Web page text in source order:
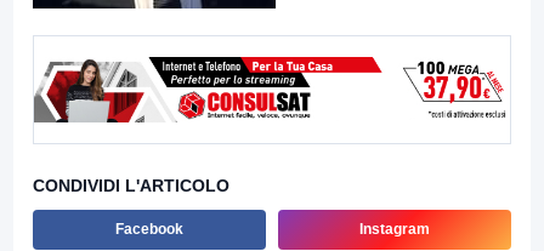
CONDIVIDI L'ARTICOLO
Facebook Instagram